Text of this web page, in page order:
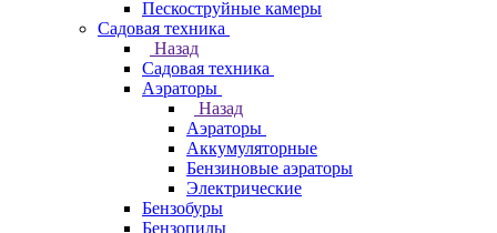
Пескоструйные камеры
Садовая техника
Назад
Садовая техника
Аэраторы
Назад
Аэраторы
Аккумуляторные
Бензиновые аэраторы
Электрические
Бензобуры
Бензопилы